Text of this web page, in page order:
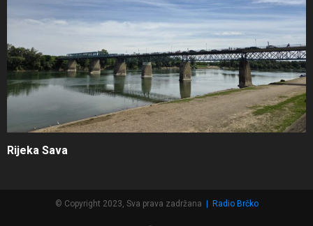
Rijeka Sava
© Copyright 2023, Sva prava zadržana Radio Brčko